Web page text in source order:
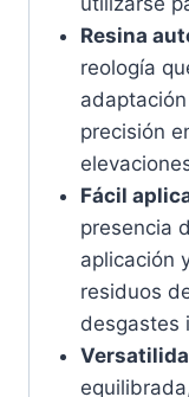
Resina
reología
precisión
Fácil
presencia
aplicación
residuos
desgastes